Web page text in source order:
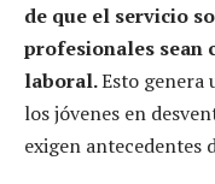
de que el servicio
profesionales sean
laboral.Esto genera
los jóvenes en
exigen antecedentes